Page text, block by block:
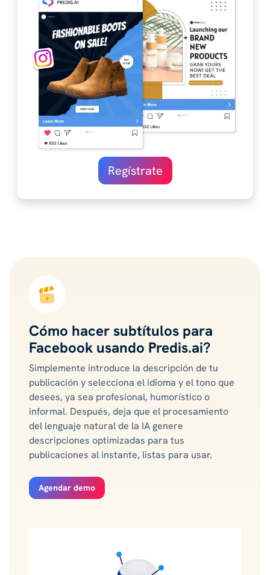
Regístrate
Cómo hacer subtítulos para
Facebook usando Predis.ai?
Simplemente introduce la descripción de tu
publicación y selecciona el idioma y el tono que
desees, ya sea profesional, humorístico o
informal. Después, deja que el procesamiento
del lenguaje natural de la IA genere
descripciones optimizadas para tus
publicaciones al instante, listas para usar.
Agendar demo